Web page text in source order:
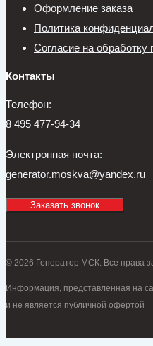
Оформление заказа
Политика
Согласие на
Контакты
Телефон:
8 495 477-94-34
Электронная почта:
generator.moskva@yandex.ru
Заказать звонок
© 2026 Генератор МСК. Все права
Информация, представленная на
и не является публичной офертой